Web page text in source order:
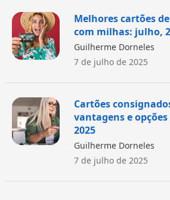
Melhores cartões
com milhas: julho,
Guilherme Dorneles
7 de julho de 2025
Cartões
vantagens e
2025
Guilherme Dorneles
7 de julho de 2025